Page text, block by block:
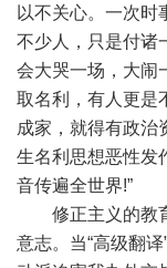
以不关心。一次时
不少人，只是付诸
会大哭一场，大闹
取名利，有人更是
成家，就得有政治
生名利思想恶性发
音传遍全世界!”
修正主义的教育
意志。当“高级翻